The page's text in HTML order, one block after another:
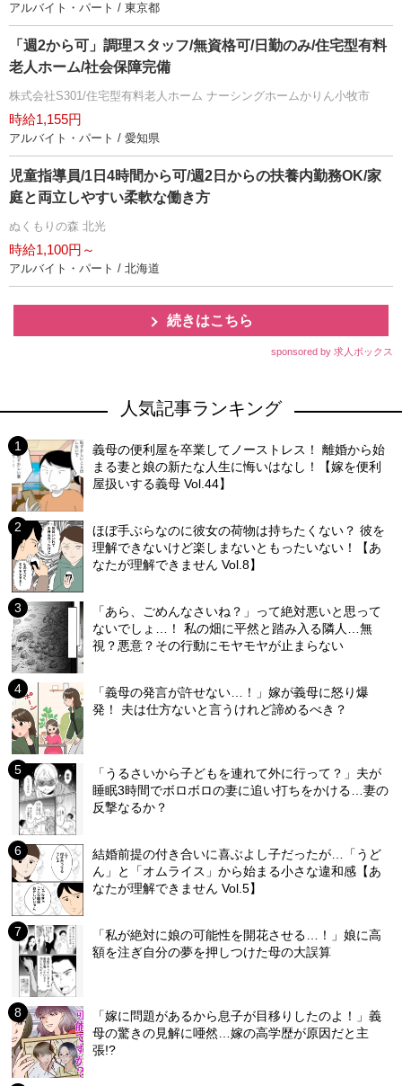
アルバイト・パート / 東京都
「週2から可」調理スタッフ/無資格可/日勤のみ/住宅型有料
老人ホーム/社会保障完備
株式会社S301/住宅型有料老人ホーム ナーシングホームかりん小牧市
時給1,155円
アルバイト・パート / 愛知県
児童指導員/1日4時間から可/週2日からの扶養内勤務OK/家
庭と両立しやすい柔軟な働き方
ぬくもりの森 北光
時給1,100円～
アルバイト・パート / 北海道
続きはこちら
sponsored by 求人ボックス
人気記事ランキング
義母の便利屋を卒業してノーストレス！ 離婚から始
まる妻と娘の新たな人生に悔いはなし！【嫁を便利
屋扱いする義母 Vol.44】
ほぼ手ぶらなのに彼女の荷物は持ちたくない？ 彼を
理解できないけど楽しまないともったいない！【あ
なたが理解できません Vol.8】
「あら、ごめんなさいね？」って絶対悪いと思って
ないでしょ…！ 私の畑に平然と踏み入る隣人…無
視？悪意？その行動にモヤモヤが止まらない
「義母の発言が許せない…！」嫁が義母に怒り爆
発！ 夫は仕方ないと言うけれど諦めるべき？
「うるさいから子どもを連れて外に行って？」夫が
睡眠3時間でボロボロの妻に追い打ちをかける…妻の
反撃なるか？
結婚前提の付き合いに喜ぶよし子だったが…「うど
ん」と「オムライス」から始まる小さな違和感【あ
なたが理解できません Vol.5】
「私が絶対に娘の可能性を開花させる…！」娘に高
額を注ぎ自分の夢を押しつけた母の大誤算
「嫁に問題があるから息子が目移りしたのよ！」義
母の驚きの見解に唖然…嫁の高学歴が原因だと主
張!?